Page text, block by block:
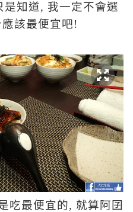
是知道, 我一定不會選
該最便宜吧!
吃最便宜的, 就算阿囝